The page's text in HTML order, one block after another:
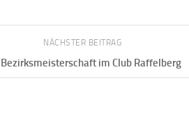
NÄCHSTER BEITRAG
im Club Raffelberg